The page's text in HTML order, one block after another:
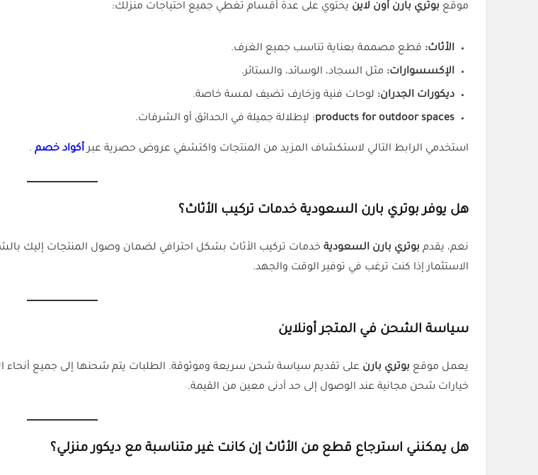
موقع بوتري بارن أون لاين يحتوي على عدة أقسام تغطي جميع احتياجات منزلك:
الأثاث: قطع مصممة بعناية تناسب جميع الغرف.
الإكسسوارات: مثل السجاد، الوسائد، والستائر.
ديكورات الجدران: لوحات فنية وزخارف تضيف لمسة خاصة.
products for outdoor spaces: لإطلالة جميلة في الحدائق أو الشرفات.
استخدمي الرابط التالي لاستكشاف المزيد من المنتجات واكتشفي عروض حصرية عبرأكواد خصم .
هل يوفر بوتري بارن السعودية خدمات تركيب الأثاث؟
نعم، يقدم بوتري بارن السعودية خدمات تركيب الأثاث بشكل احترافي لضمان وصول المنتجات إليك
الاستثمار إذا كنت ترغب في توفير الوقت والجهد.
سياسة الشحن في المتجر أونلاين
يعمل موقع بوتري بارن على تقديم سياسة شحن سريعة وموثوقة. الطلبات يتم شحنها إلى جميع أنحاء
خيارات شحن مجانية عند الوصول إلى حد أدنى معين من القيمة.
هل يمكنني استرجاع قطع من الأثاث إن كانت غير متناسبة مع ديكور منزلي؟